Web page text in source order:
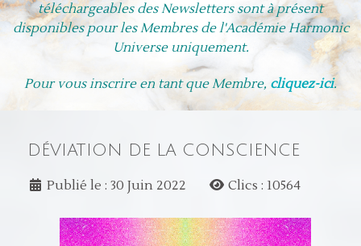
téléchargeables des Newsletterssont à présent
disponibles pour les Membres de l'Académie Harmonic
Universe uniquement.
Pour vous inscrire en tant que Membre, cliquez-ici.
DÉVIATION DE LA CONSCIENCE
Publié le : 30 Juin 2022 Clics : 10564